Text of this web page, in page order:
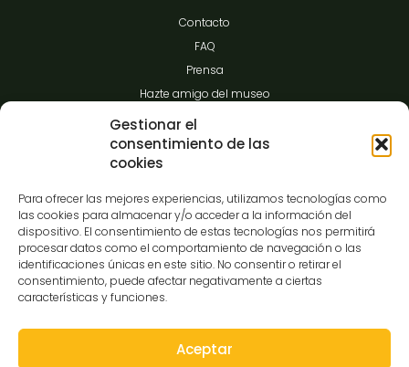
Gestionar el
consentimiento de las
cookies
Para ofrecer las mejores experiencias, utilizamos tecnologías como
las cookies para almacenar y/o acceder a la información del
dispositivo. El consentimiento de estas tecnologías nos permitirá
procesar datos como el comportamiento de navegación o las
identificaciones únicas en este sitio. No consentir o retirar el
consentimiento, puede afectar negativamente a ciertas
características y funciones.
Aceptar
Contacto
FAQ
Prensa
Hazte amigo del museo
Transparencia
C/Gibraltar,14
37008-Salamanca